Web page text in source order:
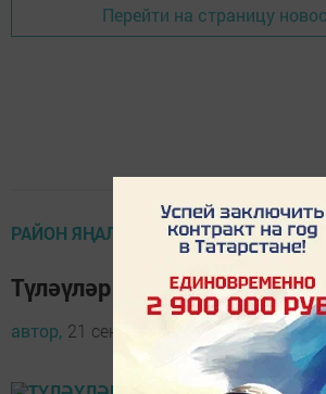
Перейти на страницу
РАЙОН ЯҢАЛЫКЛАРЫ
Түләүләр турында
автор, 21 сентябрь 2016 - 05:29